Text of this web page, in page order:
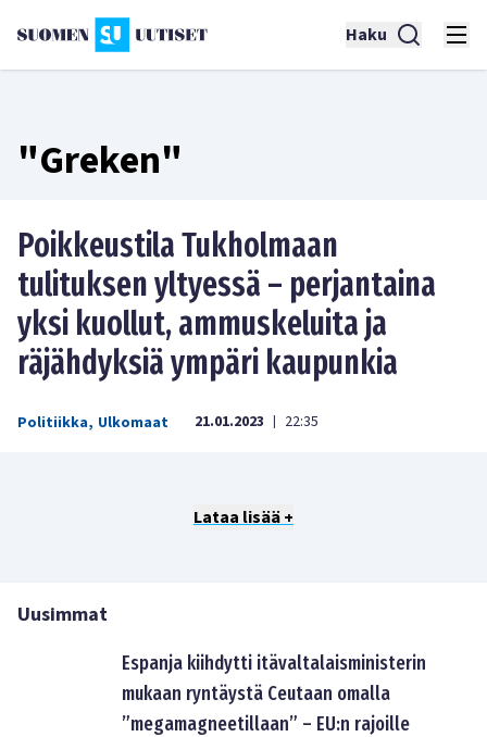
Haku
"Greken"
Poikkeustila Tukholmaan
tulituksen yltyessä – perjantaina
yksi kuollut, ammuskeluita ja
räjähdyksiä ympäri kaupunkia
Politiikka, Ulkomaat 21.01.2023 | 22:35
Lataa lisää +
Uusimmat
Espanja kiihdytti itävaltalaisministerin
mukaan ryntäystä Ceutaan omalla
”megamagneetillaan” – EU:n rajoille